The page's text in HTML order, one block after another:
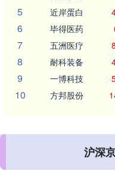
5 近岸蛋白
6 毕得医药
7 五洲医疗
8 耐科装备
9 一博科技
10 方邦股份
沪深